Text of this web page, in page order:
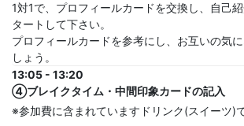
1対1で、プロフィールカードを交換し、自己
タートして下さい。
プロフィールカードを参考にし、お互いの気
しょう。
13:05 - 13:20
④ブレイクタイム・中間印象カードの記入
※参加費に含まれていますドリンク(スイーツ)